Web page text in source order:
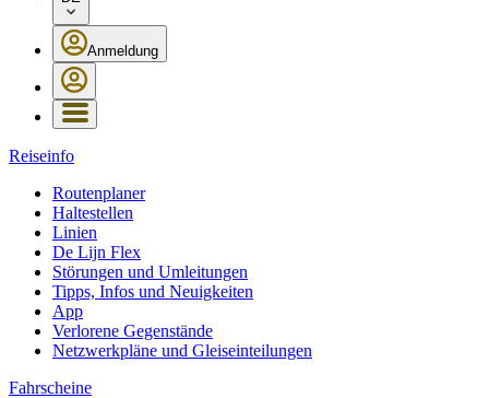
Anmeldung
Reiseinfo
Routenplaner
Haltestellen
Linien
De Lijn Flex
Störungen und Umleitungen
Tipps, Infos und Neuigkeiten
App
Verlorene Gegenstände
Netzwerkpläne und Gleiseinteilungen
Fahrscheine